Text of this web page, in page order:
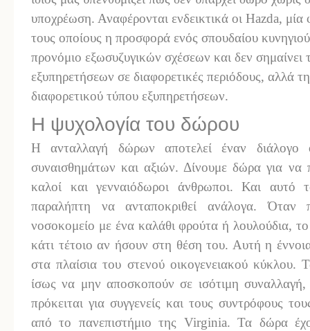
υποχρέωση. Αναφέρονται ενδεικτικά οι Hazda, μία
τους οποίους η προσφορά ενός σπουδαίου
προνόμιο εξωσυζυγικών σχέσεων και δεν
εξυπηρετήσεων σε διαφορετικές περιόδους, αλλά
διαφορετικού τύπου εξυπηρετήσεων.
Η ψυχολογία του δώρου
Η ανταλλαγή δώρων αποτελεί έναν διάλογο
συναισθημάτων και αξιών. Δίνουμε δώρα για
καλοί και γενναιόδωροι άνθρωποι. Και αυτό
παραλήπτη να ανταποκριθεί ανάλογα. Όταν
νοσοκομείο με ένα καλάθι φρούτα ή λουλούδια, το
κάτι τέτοιο αν ήσουν στη θέση του. Αυτή η
στα πλαίσια του στενού οικογενειακού
ίσως να μην αποσκοπούν σε ισότιμη
πρόκειται για συγγενείς και τους συντρόφους
από το πανεπιστήμιο της Virginia. Τα δώρα